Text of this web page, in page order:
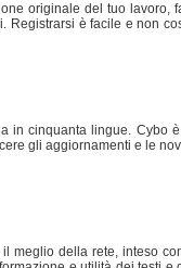
originale del tuo lavoro,
Registrarsi è facile e non
in cinquanta lingue. Cybo
gli aggiornamenti e le
meglio della rete, inteso